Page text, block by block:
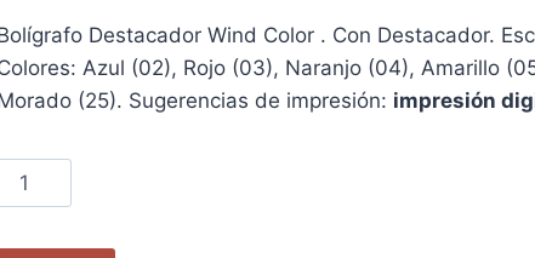
Destacador Wind Color . Con Destacador.
Azul (02), Rojo (03), Naranjo (04), Amarillo
(25). Sugerencias de impresión: impresión